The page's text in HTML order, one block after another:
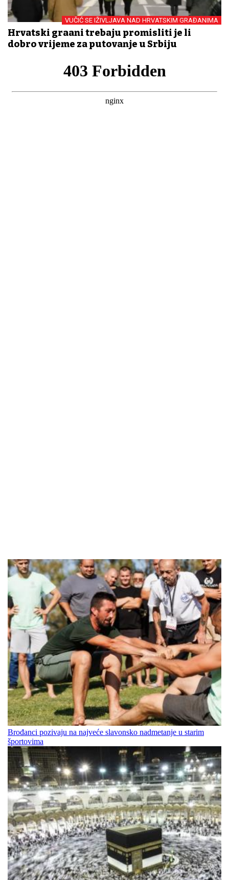
VUČIĆ SE IŽIVLJAVA NAD HRVATSKIM GRAĐANIMA
Hrvatski građani trebaju promisliti je li
dobro vrijeme za putovanje u Srbiju
Brođanci pozivaju na najveće slavonsko nadmetanje u starim
športovima